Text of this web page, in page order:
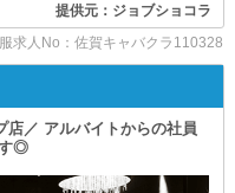
提供元：ジョブショコラ
求人No：佐賀キャバクラ110328
／ アルバイトからの社員
す◎